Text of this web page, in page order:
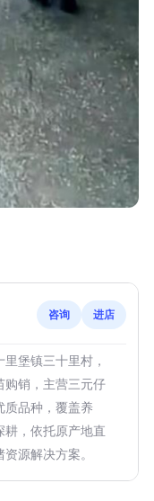
咨询 进店
堡镇三十里村，
购销，主营三元仔
质品种，覆盖养
耕，依托原产地直
源解决方案。